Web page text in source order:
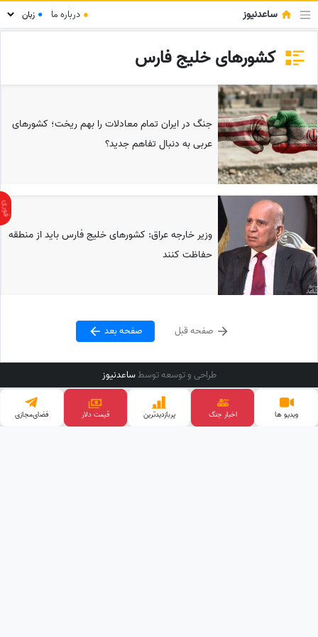
ساعدنیوز ● درباره ما ●
کشورهای خلیج فارس
جنگ در ایران تمام معادلات را بهم ریخت؛ کشورهای
عربی به دنبال تفاهم جدید؟
وزیر خارجه عراق: کشورهای خلیج فارس باید از منطقه
حفاظت کنند
صفحه قبل صفحه بعد
طراحی و توسعه توسطساعدنیوز
ویدیو ها اخبار جنگ پربازدید‌ترین قیمت دلار فضای‌مجازی